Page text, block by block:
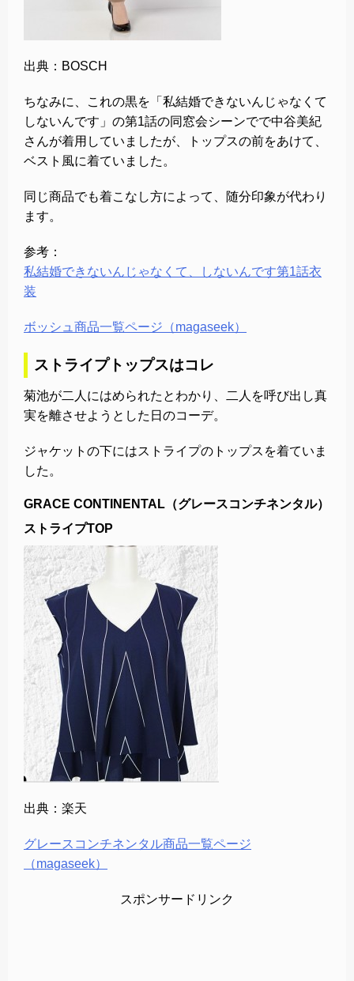
出典：BOSCH
ちなみに、これの黒を「私結婚できないんじゃなくて
しないんです」の第1話の同窓会シーンでで中谷美紀
さんが着用していましたが、トップスの前をあけて、
ベスト風に着ていました。
同じ商品でも着こなし方によって、随分印象が代わり
ます。
参考：
私結婚できないんじゃなくて、しないんです第1話衣
装
ボッシュ商品一覧ページ（magaseek）
ストライプトップスはコレ
菊池が二人にはめられたとわかり、二人を呼び出し真
実を離させようとした日のコーデ。
ジャケットの下にはストライプのトップスを着ていま
した。
GRACE CONTINENTAL（グレースコンチネンタル）
ストライプTOP
出典：楽天
グレースコンチネンタル商品一覧ページ
（magaseek）
スポンサードリンク